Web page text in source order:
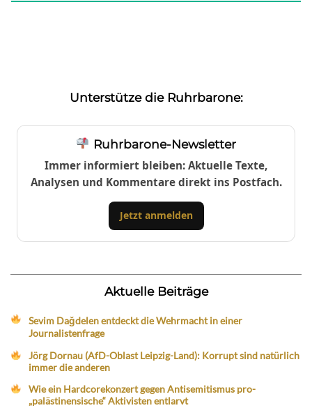
Unterstütze die Ruhrbarone:
Ruhrbarone-Newsletter
Immer informiert bleiben: Aktuelle Texte,
Analysen und Kommentare direkt ins Postfach.
Jetzt anmelden
Aktuelle Beiträge
Sevim Dağdelen entdeckt die Wehrmacht in einer
Journalistenfrage
Jörg Dornau (AfD-Oblast Leipzig-Land): Korrupt sind natürlich
immer die anderen
Wie ein Hardcorekonzert gegen Antisemitismus pro-
„palästinensische“ Aktivisten entlarvt